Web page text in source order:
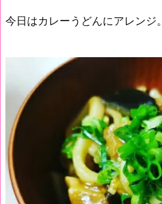
今日はカレーうどんにアレンジ。